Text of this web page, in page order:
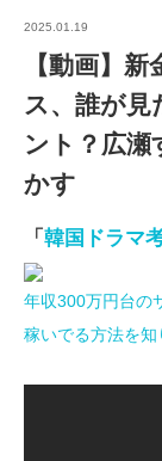
2025.01.19
【動画】
ス、誰が見
ント？広瀬
かす
「 韓国ドラマ
年収300万円台の
稼いでる方法を知